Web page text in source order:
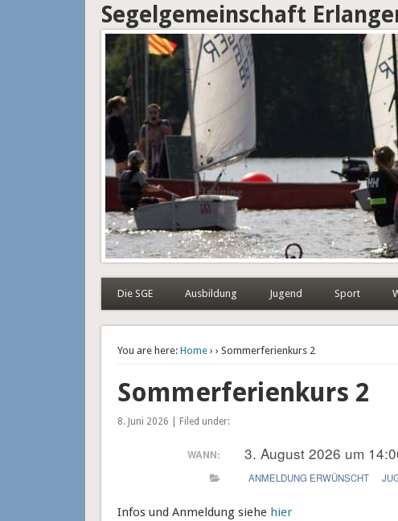
Segelgemeinschaft
Die SGE Ausbildung Jugend Sport
You are here: Home› › Sommerferienkurs 2
Sommerferienkurs 2
8. Juni 2026 | Filed under:
WANN: 3. August 2026 um
ANMELDUNG ERWÜNSCHT
Infos und Anmeldung siehe hier